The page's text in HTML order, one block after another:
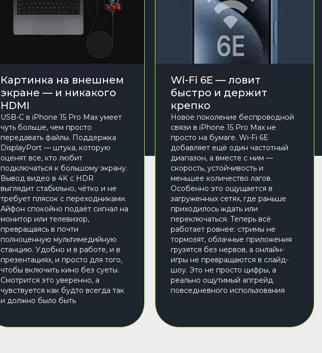
Картинка на внешнем
экране — и никакого
HDMI
USB-C в iPhone 15 Pro Max умеет
чуть больше, чем просто
передавать файлы. Поддержка
DisplayPort — штука, которую
оценят все, кто любит
подключаться к большому экрану.
Вывод видео в 4K с HDR
выглядит стабильно, чётко и не
требует плясок с переходниками.
Айфон спокойно подаёт сигнал на
монитор или телевизор,
превращаясь в почти
полноценную мультимедийную
станцию. Удобно и в работе, и в
презентациях, и просто для того,
чтобы включить кино без суеты.
Смотрится это уверенно, а
чувствуется как будто всегда так
и должно было быть
Wi-Fi 6E — ловит
быстро и держит
крепко
Новое поколение беспроводной
связи в iPhone 15 Pro Max не
просто на бумаге. Wi-Fi 6E
добавляет ещё один частотный
диапазон, а вместе с ним —
скорость, устойчивость и
меньшее количество лагов.
Особенно это ощущается в
загруженных сетях, где раньше
приходилось ждать или
переключаться. Теперь всё
работает ровнее: стримы не
тормозят, облачные приложения
грузятся без нервов, а онлайн-
игры не превращаются в слайд-
шоу. Это не просто цифры, а
реально ощутимый апгрейд
повседневного использования